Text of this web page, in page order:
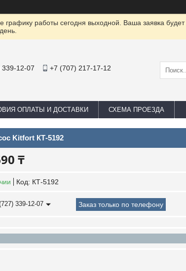
работы сегодня выходной. Ваша заявка
день.
339-12-07 +7 (707) 217-17-12
ОПЛАТЫ И ДОСТАВКИ СХЕМА ПРОЕЗДА
Kitfort КТ-5192
₸
Код: КТ-5192
339-12-07 Заказ только по телефону